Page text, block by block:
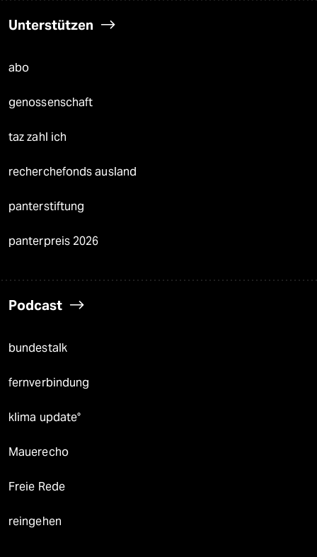
Unterstützen
abo
genossenschaft
taz zahl ich
recherchefonds ausland
panterstiftung
panterpreis 2026
Podcast
bundestalk
fernverbindung
klima update°
Mauerecho
Freie Rede
reingehen